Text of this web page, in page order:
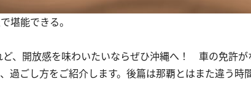
堪能できる。
、開放感を味わいたいならぜひ沖縄へ！ 車の免許が
過ごし方をご紹介します。後篇は那覇とはまた違う時